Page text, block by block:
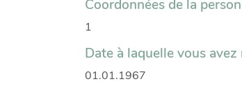
Coordonnées de la
1
Date à laquelle vous
01.01.1967